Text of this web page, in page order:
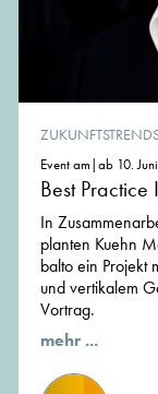
Event am|ab 10.
Best Practice
In
planten Kuehn
balto ein Projekt
und vertikalem
Vortrag.
mehr ...